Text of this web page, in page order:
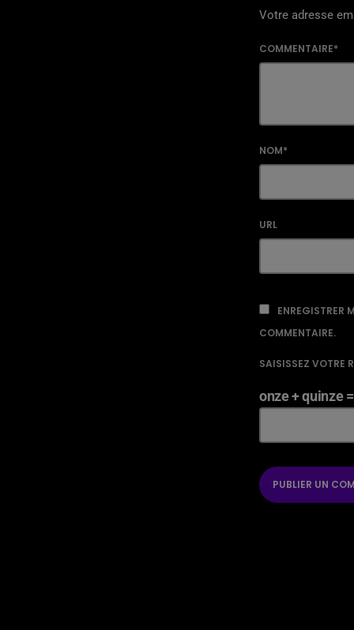
Votre adresse
COMMENTAIRE*
NOM*
URL
ENREGISTRER
COMMENTAIRE.
SAISISSEZ VOTRE
onze + quinze =